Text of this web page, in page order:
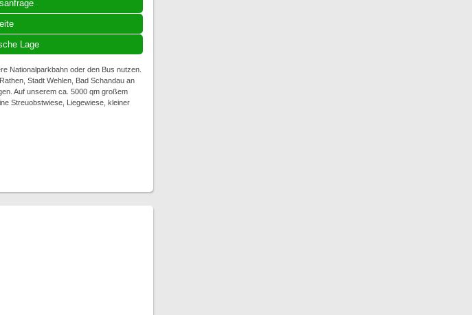
Lage
Nationalparkbahn oder den Bus nutzen.
Stadt Wehlen, Bad Schandau an
Auf unserem ca. 5000 qm großem
Streuobstwiese, Liegewiese, kleiner